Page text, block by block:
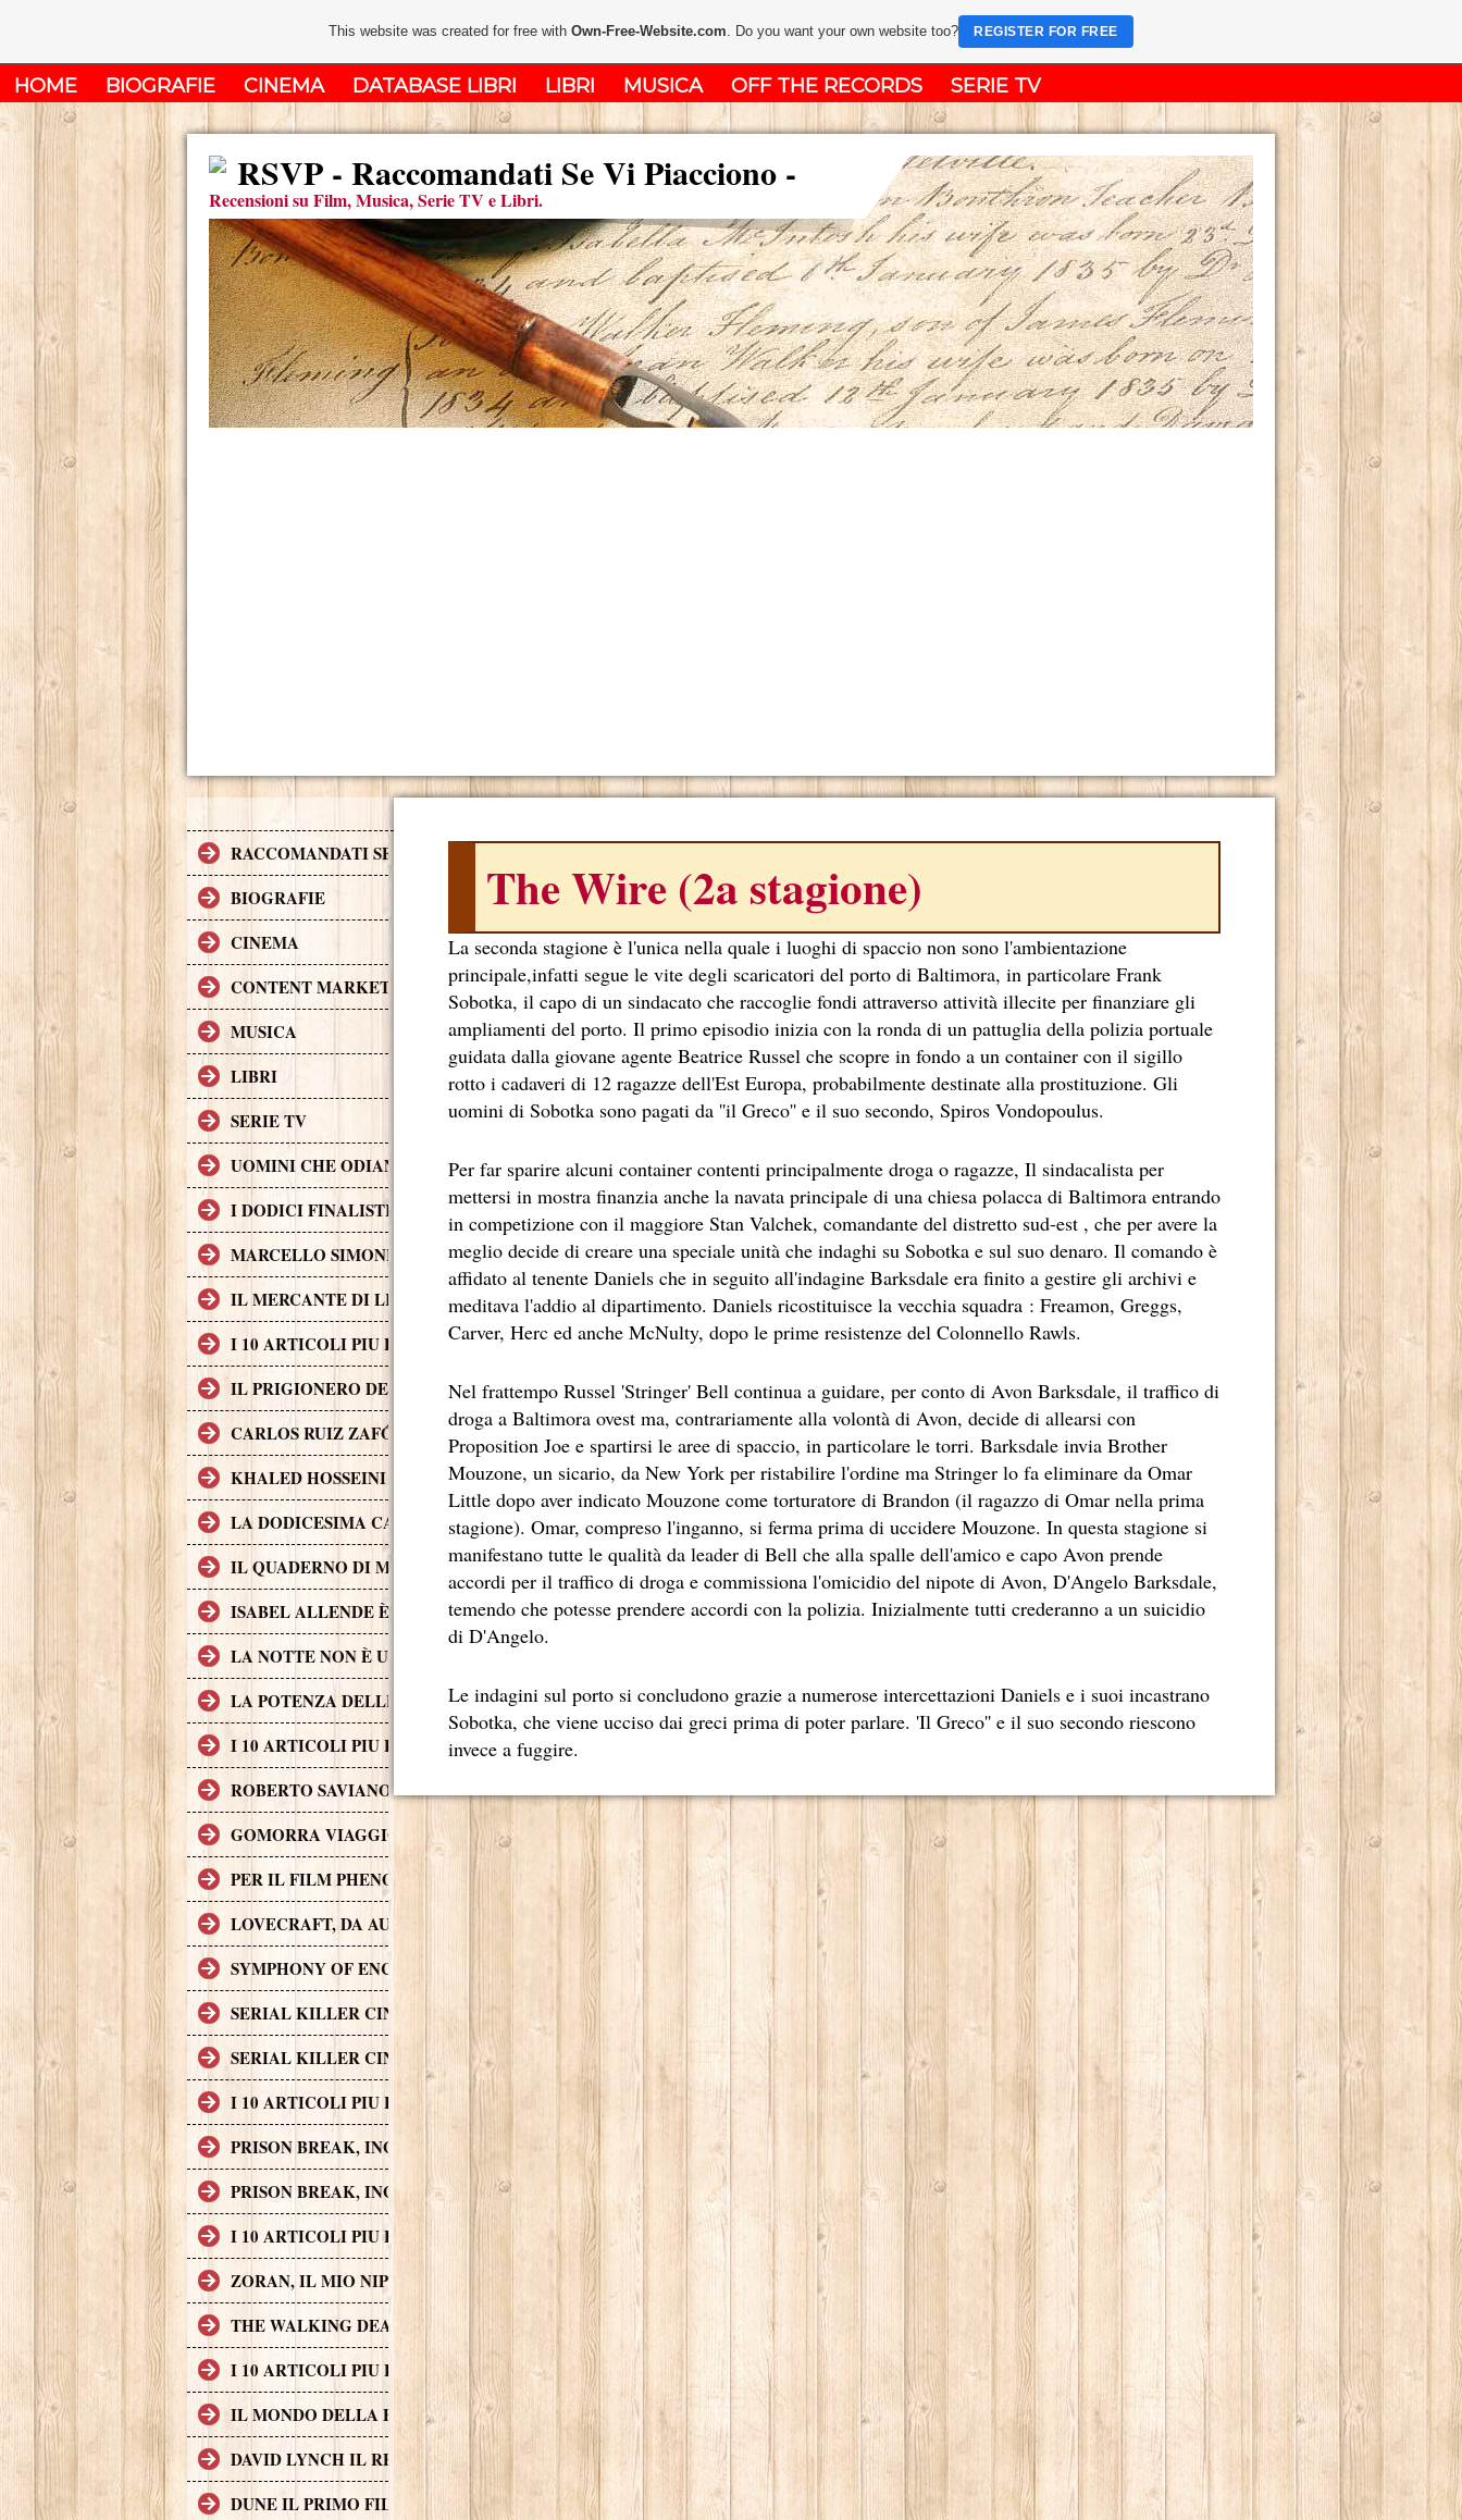
HOME BIOGRAFIE CINEMA DATABASE LIBRI LIBRI MUSICA OFF THE RECORDS SERIE TV
RSVP - Raccomandati Se Vi Piacciono -
Recensioni su Film, Musica, Serie TV e Libri.
RACCOMANDATI SE TI PIACCIONO
BIOGRAFIE
CINEMA
CONTENT MARKETING.
MUSICA
LIBRI
SERIE TV
UOMINI CHE ODIANO LE DONNE
I DODICI FINALISTI IN DELLA SESSANTASETTESIMA EDIZIONE DEL PREMIO STREGA.
MARCELLO SIMONI GIOVANE SCRITTORE ORMAI NON PIU ESORDIENTE, BENSI AMPIAMENTE RADICATO NEL NOSTRO PAESE.
IL MERCANTE DI LIBRI MALEDETTI RAPPRESENTA L'ESORDIO ENIGMATICO E AVVINCENTE DI MARCELLO SIMONI.
I 10 ARTICOLI PIU LETTI SUL SITO RACCOMANDATI SE TI PIACCIONO NEL MESE DI APRILE 2013.
IL PRIGIONERO DEL CIELO, TERZO CAPITOLO DI QUELLA CHE DOVREBBE ESSERE LA QUADRILOGIA DI CARLOS RUIZ ZAFÓN.
CARLOS RUIZ ZAFÓN TRADOTTO IN OLTRE 40 LINGUE, LE SUE OPERE HANNO CONQUISTATO MILIONI DI LETTORI E NUMEROSI PREMI NEI CINQUE
KHALED HOSSEINI L'AUTORE DEL LIBRO CAMPIONE DI VENDITE, IL CACCIATORE DI AQUILONI.
LA DODICESIMA CARTA È IL SESTO LIBRO DI JEFFERY DEAVER DEDICATO AL CRIMINOLOGO TETRAPLEGICO LINCOLN RHYME.
IL QUADERNO DI MAYA È UN ROMANZO ATIPICO, UN VIAGGIO INTERIORE DI ISABEL ALLENDE NELL'INCONTAMINATO ARCIPELAGO DI CHILOÉ.
ISABEL ALLENDE È UNA DELLE AUTRICI LATINOAMERICANE DI MAGGIOR SUCCESSO AL MONDO.
LA NOTTE NON È UN POSTO SICURO, UNO PSICOPATICO ASSOLDATO DAL POTERE PER POTER INCASTRARE UN PEZZO GROSSO DELLA MAFIA
LA POTENZA DELLE STORIE LOVECRAFTIANE RISIEDE QUASI ESCLUSIVAMENTE NELLA SUA ENORME CAPACITÀ DI CONTROLLARE “LA SCRITTURA”.
I 10 ARTICOLI PIU LETTI SUL SITO RACCOMANDATI SE TI PIACCIONO NEL MESE DI MAGGIO 2013.
ROBERTO SAVIANO, II CASO GOMORRA, LE MINACCE E LA VITA SOTTO SCORTA.
GOMORRA VIAGGIO NELL'IMPERO ECONOMICO E NEL SOGNO DI DOMINIO DELLA CAMORRA.
PER IL FILM PHENOMENA SONO STATI UTILIZZATI 40 MILIONI DI INSETTI APPOSITAMENTE ALLEVATI.
LOVECRAFT, DA AUTORE A PERSONAGGIO NELLA CULTURA CONTEMPORANEA.
SYMPHONY OF ENCHANTED LANDS II: THE DARK SECRET – RHAPSODY OF FIRE.
SERIAL KILLER CINEMATOGRAFICI (2A PARTE).
SERIAL KILLER CINEMATOGRAFICI (1A PARTE).
I 10 ARTICOLI PIU LETTI SUL SITO RACCOMANDATI SE TI PIACCIONO NEL MESE DI LUGLIO 2013.
PRISON BREAK, INGEGNO, AZIONE, THRILLER E SUSPENSE A CUI FA DA SFONDO IL RETROSCENA DELLA POLITICA (1A STAGIONE).
PRISON BREAK, INGEGNO, AZIONE, THRILLER E SUSPENSE A CUI FA DA SFONDO IL RETROSCENA DELLA POLITICA (2A STAGIONE).
I 10 ARTICOLI PIU LETTI SUL SITO RACCOMANDATI SE TI PIACCIONO NEL MESE DI SETTEMBRE 2013.
ZORAN, IL MIO NIPOTE SCEMO.
THE WALKING DEAD
I 10 ARTICOLI PIU LETTI SUL SITO RACCOMANDATI SE TI PIACCIONO NEL MESE DI DICEMBRE 2013.
IL MONDO DELLA FINANZA SECONDO MARTIN SCORSESE
DAVID LYNCH IL REGISTA CHE MEDITA UN MONDO MIGLIORE.
DUNE IL PRIMO FILM DI FANTASCIENZA DI DAVID LYNCH
The Wire (2a stagione)
La seconda stagione è l'unica nella quale i luoghi di spaccio non sono l'ambientazione
principale,infatti segue le vite degli scaricatori del porto di Baltimora, in particolare Frank
Sobotka, il capo di un sindacato che raccoglie fondi attraverso attività illecite per finanziare gli
ampliamenti del porto. Il primo episodio inizia con la ronda di un pattuglia della polizia portuale
guidata dalla giovane agente Beatrice Russel che scopre in fondo a un container con il sigillo
rotto i cadaveri di 12 ragazze dell'Est Europa, probabilmente destinate alla prostituzione. Gli
uomini di Sobotka sono pagati da ''il Greco'' e il suo secondo, Spiros Vondopoulus.
Per far sparire alcuni container contenti principalmente droga o ragazze, Il sindacalista per
mettersi in mostra finanzia anche la navata principale di una chiesa polacca di Baltimora entrando
in competizione con il maggiore Stan Valchek, comandante del distretto sud-est , che per avere la
meglio decide di creare una speciale unità che indaghi su Sobotka e sul suo denaro. Il comando è
affidato al tenente Daniels che in seguito all'indagine Barksdale era finito a gestire gli archivi e
meditava l'addio al dipartimento. Daniels ricostituisce la vecchia squadra : Freamon, Greggs,
Carver, Herc ed anche McNulty, dopo le prime resistenze del Colonnello Rawls.
Nel frattempo Russel 'Stringer' Bell continua a guidare, per conto di Avon Barksdale, il traffico di
droga a Baltimora ovest ma, contrariamente alla volontà di Avon, decide di allearsi con
Proposition Joe e spartirsi le aree di spaccio, in particolare le torri. Barksdale invia Brother
Mouzone, un sicario, da New York per ristabilire l'ordine ma Stringer lo fa eliminare da Omar
Little dopo aver indicato Mouzone come torturatore di Brandon (il ragazzo di Omar nella prima
stagione). Omar, compreso l'inganno, si ferma prima di uccidere Mouzone. In questa stagione si
manifestano tutte le qualità da leader di Bell che alla spalle dell'amico e capo Avon prende
accordi per il traffico di droga e commissiona l'omicidio del nipote di Avon, D'Angelo Barksdale,
temendo che potesse prendere accordi con la polizia. Inizialmente tutti crederanno a un suicidio
di D'Angelo.
Le indagini sul porto si concludono grazie a numerose intercettazioni Daniels e i suoi incastrano
Sobotka, che viene ucciso dai greci prima di poter parlare. 'Il Greco'' e il suo secondo riescono
invece a fuggire.
This website was created for free withOwn-Free-Website.com. Do you want your own website too? REGISTER FOR FREE